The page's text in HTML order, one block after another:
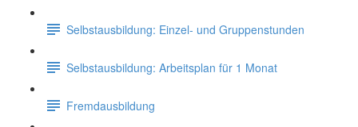
Selbstausbildung: Einzel- und Gruppenstunden
Selbstausbildung: Arbeitsplan für 1 Monat
Fremdausbildung